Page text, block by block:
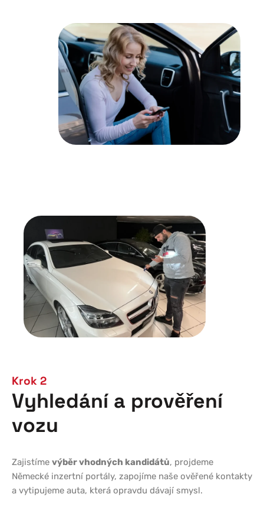
Krok 2
Vyhledání a prověření
vozu
Zajistíme výběr vhodných kandidátů, projdeme
Německé inzertní portály, zapojíme naše ověřené kontakty
a vytipujeme auta, která opravdu dávají smysl.